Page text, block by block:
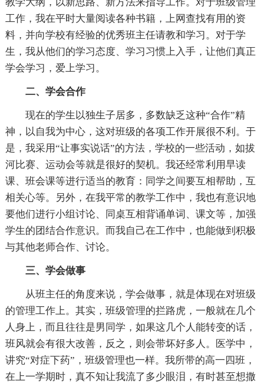
教学大纲，以新思路、新方法来指导工作。对于班级管理
工作，我在平时大量阅读各种书籍，上网查找有用的资
料，并向学校有经验的优秀班主任请教和学习。对于学
生，我从他们的学习态度、学习习惯上入手，让他们真正
学会学习，爱上学习。
二、学会合作
现在的学生以独生子居多，多数缺乏这种“合作”精
神，以自我为中心，这对班级的各项工作开展很不利。于
是，我采用“让事实说话”的方法，学校的一些活动，如拔
河比赛、运动会等就是很好的契机。我还经常利用早读
课、班会课等进行适当的教育：同学之间要互相帮助，互
相关心等。另外，在我平常的教学工作中，我也有意识地
要他们进行小组讨论、同桌互相背诵单词、课文等，加强
学生的团结合作意识。而我自己在工作中，也能做到积极
与其他老师合作、讨论。
三、学会做事
从班主任的角度来说，学会做事，就是体现在对班级
的管理工作上。其实，班级管理的拦路虎，一般就在几个
人身上，而且往往是男同学，如果这几个人能转变的话，
班风就会有很大改善，反之，则会带坏好多人。医学中，
讲究“对症下药”，班级管理也一样。我所带的高一四班，
在上一学期时，真不知让我流了多少眼泪，有时甚至想撒